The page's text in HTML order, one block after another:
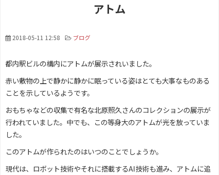
アトム
2018-05-11 12:58 ブログ
都内駅ビルの構内にアトムが展示されいました。
赤い敷物の上で静かに静かに眠っている姿はとても大事なものある
ことを示しているようです。
おもちゃなどの収集で有名な北原照久さんのコレクションの展示が
行われていました。中でも、この等身大のアトムが光を放っていま
した。
このアトムが作られたのはいつのことでしょうか。
現代は、ロボット技術やそれに搭載するAI技術も進み、アトムに追